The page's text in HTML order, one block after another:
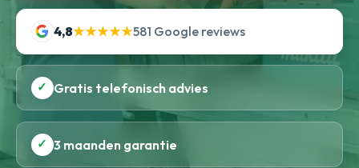
4,8★★★★★581 Google reviews
✓ Gratis telefonisch advies
✓ 3 maanden garantie